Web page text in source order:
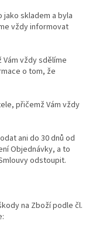
jako skladem a byla
vždy informovat
vždy sdělíme
o tom, že
přičemž Vám vždy
ani do 30 dnů od
Objednávky, a to
odstoupit.
na Zboží podle čl.